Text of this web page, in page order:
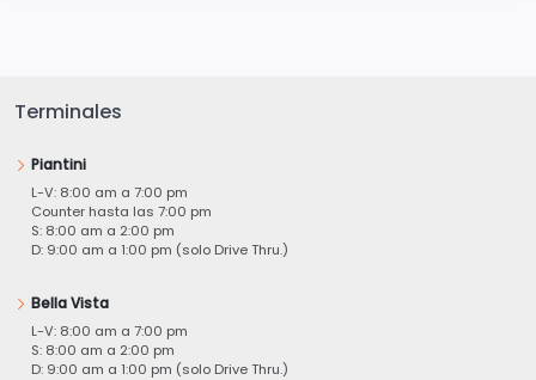
Terminales
Piantini
L-V: 8:00 am a 7:00 pm
Counter hasta las 7:00 pm
S: 8:00 am a 2:00 pm
D: 9:00 am a 1:00 pm (solo Drive Thru.)
Bella Vista
L-V: 8:00 am a 7:00 pm
S: 8:00 am a 2:00 pm
D: 9:00 am a 1:00 pm (solo Drive Thru.)